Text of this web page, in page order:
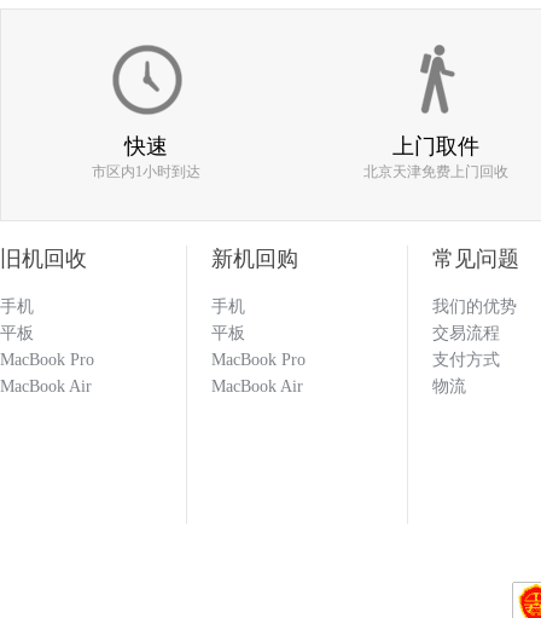
186****0977
回收闲置的手机必选多科 打款效率快 估价
快速
市区内1小时到达
上门取件
北京天津免费上门回收
常见问题
我们的优势
交易流程
支付方式
物流
新机回购
手机
平板
MacBook Pro
MacBook Air
旧机回收
手机
平板
MacBook Pro
MacBook Air